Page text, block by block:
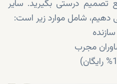
تصمیم درستی بگیرید. سایر
دهیم، شامل موارد زیر است: